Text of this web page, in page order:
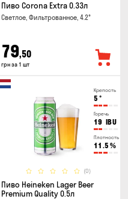
Пиво Corona Extra 0.33л
Светлое, Фильтрованное, 4.2°
79,50
грн за 1 шт
Крепость
5 °
Горечь
19 IBU
Плотность
11.5 %
(0)
Пиво Heineken Lager Beer
Premium Quality 0.5л